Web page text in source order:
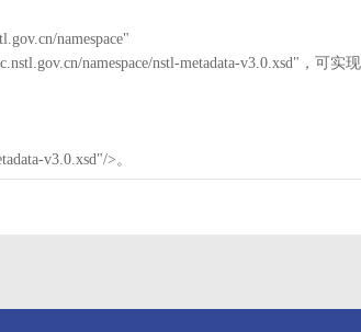
namespace"
namespace/nstl-metadata-v3.0.xsd"，可实
v3.0.xsd"/>。